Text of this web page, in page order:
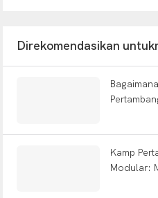
Direkomendasikan
Kamp
Modular: